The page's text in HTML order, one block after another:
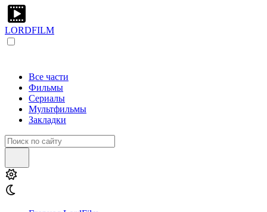
LORDFILM
Все части
Фильмы
Сериалы
Мультфильмы
Закладки